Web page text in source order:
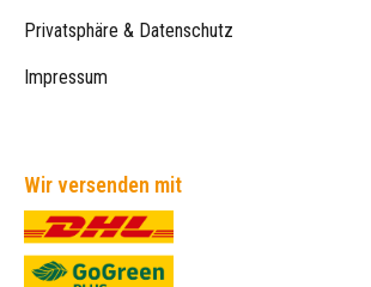
Privatsphäre & Datenschutz
Impressum
Wir versenden mit